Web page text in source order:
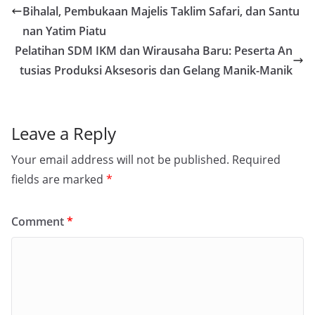
Bihalal, Pembukaan Majelis Taklim Safari, dan Santu
nan Yatim Piatu
Pelatihan SDM IKM dan Wirausaha Baru: Peserta An
tusias Produksi Aksesoris dan Gelang Manik-Manik
Leave a Reply
Your email address will not be published. Required
fields are marked *
Comment*